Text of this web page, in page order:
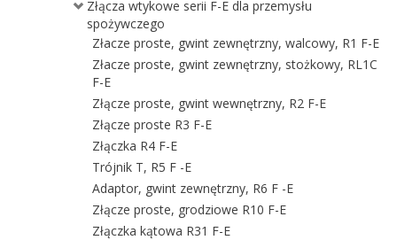
Złącza wtykowe serii F-E dla przemysłu
spożywczego
Złacze proste, gwint zewnętrzny, walcowy, R1 F-E
Złacze proste, gwint zewnętrzny, stożkowy, RL1C
F-E
Złącze proste, gwint wewnętrzny, R2 F-E
Złącze proste R3 F-E
Złączka R4 F-E
Trójnik T, R5 F -E
Adaptor, gwint zewnętrzny, R6 F -E
Złącze proste, grodziowe R10 F-E
Złączka kątowa R31 F-E